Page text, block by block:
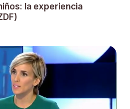
la experiencia